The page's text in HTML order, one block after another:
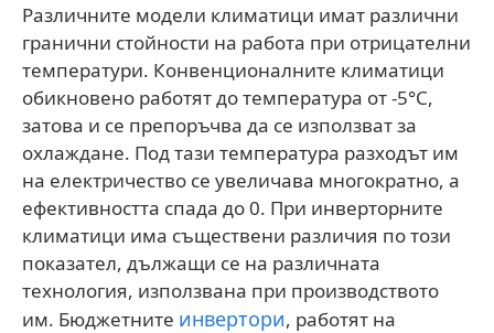
Различните модели климатици имат различни
гранични стойности на работа при отрицателни
температури. Конвенционалните климатици
обикновено работят до температура от -5°С,
затова и се препоръчва да се използват за
охлаждане. Под тази температура разходът им
на електричество се увеличава многократно, а
ефективността спада до 0. При инверторните
климатици има съществени различия по този
показател, дължащи се на различната
технология, използвана при производството
им. Бюджетните инвертори, работят на